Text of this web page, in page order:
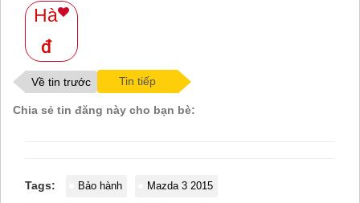
Hà
Về tin trước Tin tiếp
Chia sẻ tin đăng này cho bạn bè:
Tags: Bảo hành Mazda 3 2015